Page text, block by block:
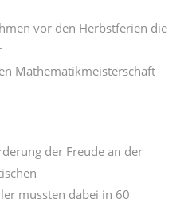
vor den Herbstferien die
Mathematikmeisterschaft
der Freude an der
mussten dabei in 60